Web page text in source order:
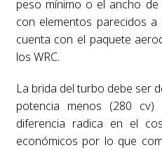
peso mínimo o el ancho
con elementos parecidos
cuenta con el paquete
los WRC.
La brida del turbo debe ser
potencia menos (280
diferencia radica en el
económicos por lo que